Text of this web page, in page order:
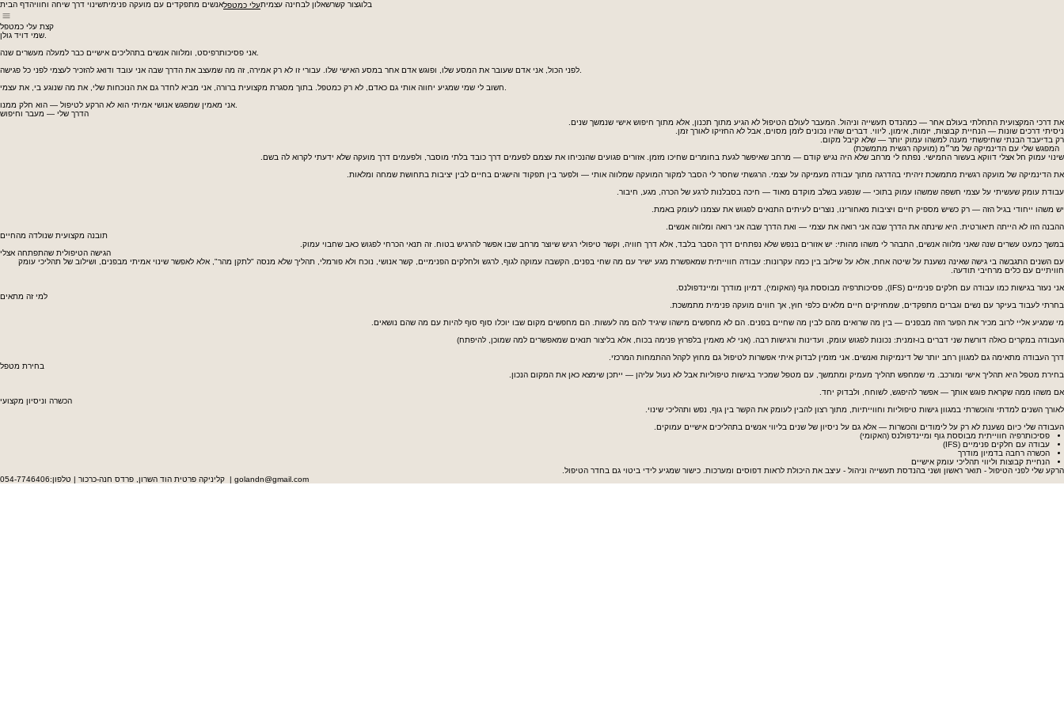
דף הביתשינוי דרך שיחה וחוויהאנשים מתפקדים עם מועקה פנימיתעלי כמטפלשאלון לבחינה עצמיתצור קשרבלוג
קצת עלי כמטפל
הדרך שלי — מעבר וחיפוש
את דרכי המקצועית התחלתי בעולם אחר — כמהנדס תעשייה וניהול. המעבר לעולם הטיפול לא הגיע מתוך תכנון, אלא מתוך חיפוש אישי שנמשך שנים.
ניסיתי דרכים שונות — הנחיית קבוצות, יזמות, אימון, ליווי. דברים שהיו נכונים לזמן מסוים, אבל לא החזיקו לאורך זמן.
רק בדיעבד הבנתי שחיפשתי מענה למשהו עמוק יותר — שלא קיבל מקום.
המפגש שלי עם הדינמיקה של מר״מ (מועקה רגשית מתמשכת)
שינוי עמוק חל אצלי דווקא בעשור החמישי. נפתח לי מרחב שלא היה נגיש קודם — מרחב שאיפשר לגעת בחומרים שחיכו מזמן. אזורים פגועים שהנכיחו את עצמם לפעמים דרך כובד בלתי מוסבר, ולפעמים דרך מועקה שלא ידעתי לקרוא לה בשם.
את הדינמיקה של מועקה רגשית מתמשכת זיהיתי בהדרגה מתוך עבודה מעמיקה על עצמי. הרגשתי שחסר לי הסבר למקור המועקה שמלווה אותי — ולפער בין תפקוד והישגים בחיים לבין יציבות בתחושת שמחה ומלאות.
עבודת עומק שעשיתי על עצמי חשפה שמשהו עמוק בתוכי — שנפגע בשלב מוקדם מאוד — חיכה בסבלנות לרגע של הכרה, מגע, חיבור.
יש משהו ייחודי בגיל הזה — רק כשיש מספיק חיים ויציבות מאחורינו, נוצרים לעיתים התנאים לפגוש את עצמנו לעומק באמת.
ההבנה הזו לא הייתה תיאורטית. היא שינתה את הדרך שבה אני רואה את עצמי — ואת הדרך שבה אני רואה ומלווה אנשים.
תובנה מקצועית שנולדה מהחיים
במשך כמעט עשרים שנה שאני מלווה אנשים, התבהר לי משהו מהותי: יש אזורים בנפש שלא נפתחים דרך הסבר בלבד, אלא דרך חוויה, וקשר טיפולי רגיש שיוצר מרחב שבו אפשר להרגיש בטוח. זה תנאי הכרחי לפגוש כאב שחבוי עמוק.
הגישה הטיפולית שהתפתחה אצלי
עם השנים התגבשה בי גישה שאינה נשענת על שיטה אחת, אלא על שילוב בין כמה עקרונות: עבודה חווייתית שמאפשרת מגע ישיר עם מה שחי בפנים, הקשבה עמוקה לגוף, לרגש ולחלקים הפנימיים, קשר אנושי, נוכח ולא פורמלי, תהליך שלא מנסה "לתקן מהר", אלא לאפשר שינוי אמיתי מבפנים, ושילוב של תהליכי עומק
חוויתיים עם כלים מרחיבי תודעה.
אני נעזר בגישות כמו עבודה עם חלקים פנימיים (IFS), פסיכותרפיה מבוססת גוף (האקומי), דמיון מודרך ומיינדפולנס.
למי זה מתאים
בחרתי לעבוד בעיקר עם נשים וגברים מתפקדים, שמחזיקים חיים מלאים כלפי חוץ, אך חווים מועקה פנימית מתמשכת.
מי שמגיע אליי לרוב מכיר את הפער הזה מבפנים — בין מה שרואים מהם לבין מה שחיים בפנים. הם לא מחפשים מישהו שיגיד להם מה לעשות. הם מחפשים מקום שבו יוכלו סוף סוף להיות עם מה שהם נושאים.
העבודה במקרים כאלה דורשת שני דברים בו-זמנית: נכונות לפגוש עומק, ועדינות ורגישות רבה. (אני לא מאמין בלפרוץ פנימה בכוח, אלא בליצור תנאים שמאפשרים למה שמוכן, להיפתח)
דרך העבודה מתאימה גם למגוון רחב יותר של דינמיקות ואנשים. אני מזמין לבדוק איתי אפשרות לטיפול גם מחוץ לקהל ההתמחות המרכזי.
בחירת מטפל
בחירת מטפל היא תהליך אישי ומורכב. מי שמחפש תהליך מעמיק ומתמשך, עם מטפל שמכיר בגישות טיפוליות אבל לא נעול עליהן — ייתכן שימצא כאן את המקום הנכון.
אם משהו ממה שקראת פוגש אותך — אפשר להיפגש, לשוחח, ולבדוק יחד.
הכשרה וניסיון מקצועי
לאורך השנים למדתי והוכשרתי במגוון גישות טיפוליות וחווייתיות, מתוך רצון להבין לעומק את הקשר בין גוף, נפש ותהליכי שינוי.
העבודה שלי כיום נשענת לא רק על לימודים והכשרות — אלא גם על ניסיון של שנים בליווי אנשים בתהליכים אישיים עמוקים.
פסיכותרפיה חווייתית מבוססת גוף ומיינדפולנס (האקומי)
עבודה עם חלקים פנימיים (IFS)
הכשרה רחבה בדמיון מודרך
הנחיית קבוצות וליווי תהליכי עומק אישיים
הרקע שלי לפני הטיפול - תואר ראשון ושני בהנדסת תעשייה וניהול - עיצב את היכולת לראות דפוסים ומערכות. כישור שמגיע לידי ביטוי גם בחדר הטיפול.
קליניקה פרטית הוד השרון, פרדס חנה-כרכור | טלפון:054-7746406 | golandn@gmail.com